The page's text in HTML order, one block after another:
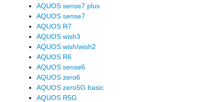
AQUOS sense7 plus
AQUOS sense7
AQUOS R7
AQUOS wish3
AQUOS wish/wish2
AQUOS R6
AQUOS sense6
AQUOS zero6
AQUOS zero5G basic
AQUOS R5G